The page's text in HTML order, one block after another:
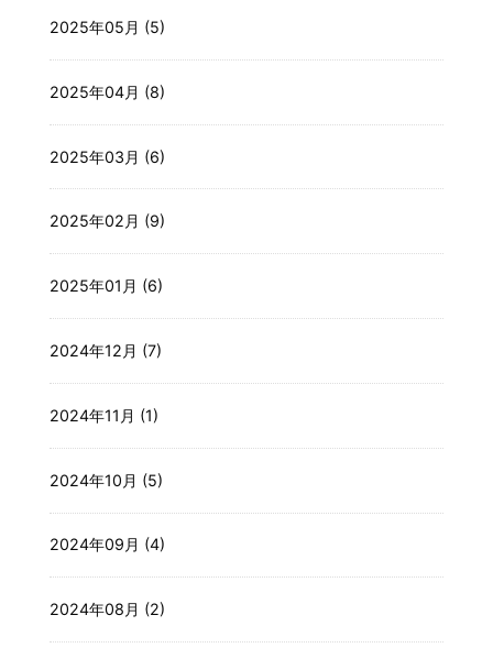
2025年05月 (5)
2025年04月 (8)
2025年03月 (6)
2025年02月 (9)
2025年01月 (6)
2024年12月 (7)
2024年11月 (1)
2024年10月 (5)
2024年09月 (4)
2024年08月 (2)